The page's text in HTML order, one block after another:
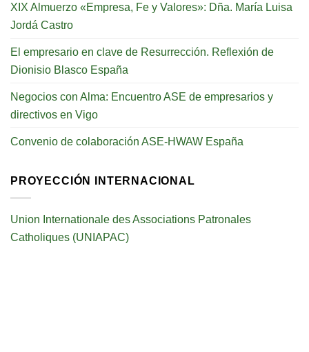
XIX Almuerzo «Empresa, Fe y Valores»: Dña. María Luisa
Jordá Castro
El empresario en clave de Resurrección. Reflexión de
Dionisio Blasco España
Negocios con Alma: Encuentro ASE de empresarios y
directivos en Vigo
Convenio de colaboración ASE-HWAW España
PROYECCIÓN INTERNACIONAL
Union Internationale des Associations Patronales
Catholiques (UNIAPAC)